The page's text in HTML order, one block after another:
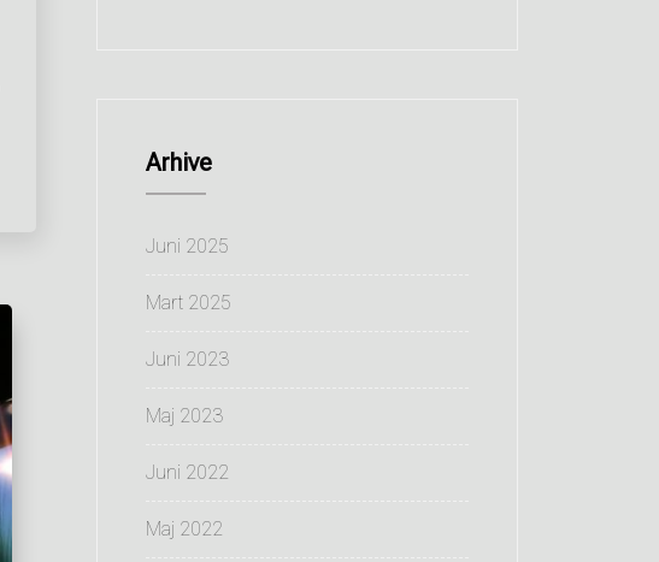
Arhive
Juni 2025
Mart 2025
Juni 2023
Maj 2023
Juni 2022
Maj 2022